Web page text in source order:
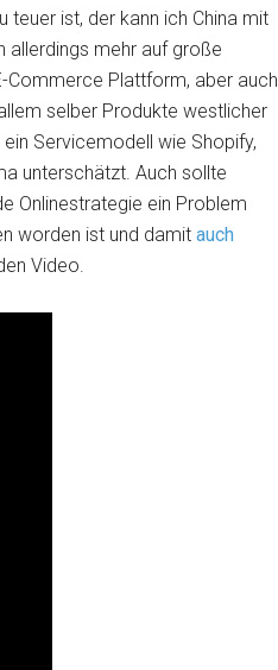
teuer ist, der kann ich China mit
allerdings mehr auf große
Commerce Plattform, aber auch
selber Produkte westlicher
Servicemodell wie Shopify,
unterschätzt. Auch sollte
Onlinestrategie ein Problem
worden ist und damit auch
Video.